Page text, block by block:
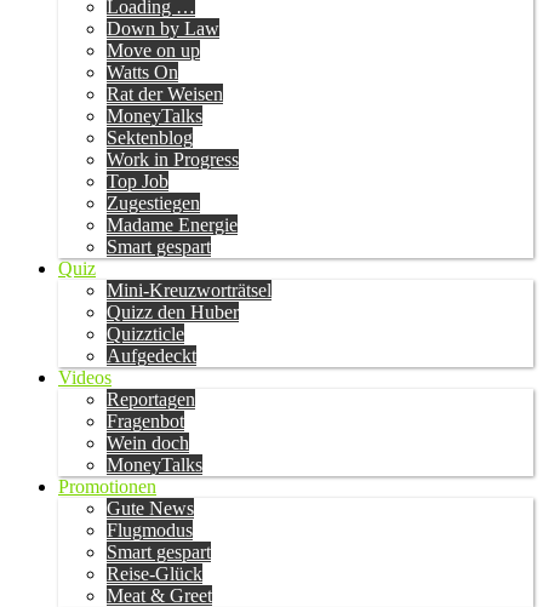
Loading …
Down by Law
Move on up
Watts On
Rat der Weisen
MoneyTalks
Sektenblog
Work in Progress
Top Job
Zugestiegen
Madame Energie
Smart gespart
Quiz
Mini-Kreuzworträtsel
Quizz den Huber
Quizzticle
Aufgedeckt
Videos
Reportagen
Fragenbot
Wein doch
MoneyTalks
Promotionen
Gute News
Flugmodus
Smart gespart
Reise-Glück
Meat & Greet